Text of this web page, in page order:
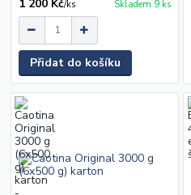
1 200 Kč/ks Skladem 9 ks
Přidat do košíku